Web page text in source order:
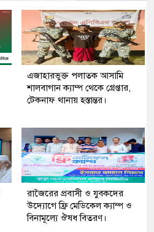
এজাহারভুক্ত পলাতক আসামি
শালবাগান ক্যাম্প থেকে গ্রেপ্তার,
টেকনাফ থানায় হস্তান্তর।
রাজৈরের‌ প্রবাসী ও যুবকদের
উদ্যোগে ফ্রি মেডিকেল ক্যাম্প ও
বিনামূল্যে ঔষধ বিতরণ।